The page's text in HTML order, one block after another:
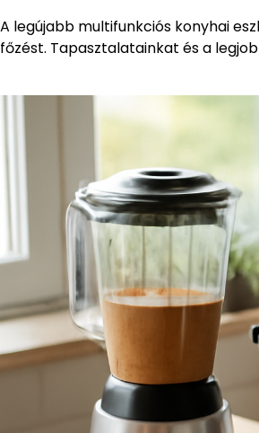
A legújabb multifunkciós konyhai
főzést. Tapasztalatainkat és a